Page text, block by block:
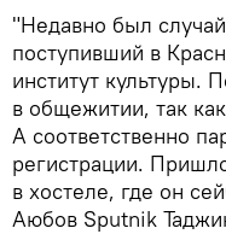
"Недавно был
поступивший в
институт культуры.
в общежитии, так
А соответственно
регистрации.
в хостеле, где он
Аюбов Sputnik